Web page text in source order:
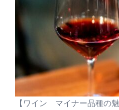
【ワイン マイナー品種の